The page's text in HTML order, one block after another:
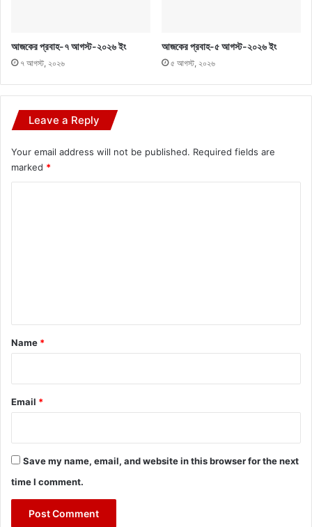
আজকের প্রবাহ-৭ আগস্ট-২০২৬ ইং
৭ আগস্ট, ২০২৬
আজকের প্রবাহ-৫ আগস্ট-২০২৬ ইং
৫ আগস্ট, ২০২৬
Leave a Reply
Your email address will not be published. Required fields are
marked *
*
Name *
Email *
Save my name, email, and website in this browser for the next
time I comment.